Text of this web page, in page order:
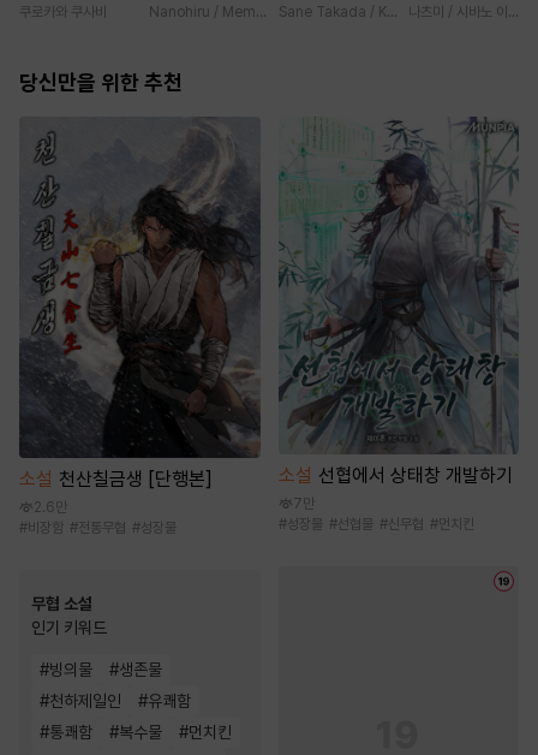
게 간섭하지 않겠
바라봅니다 [단행
쿠로카와 쿠사비
지 않는 약혼자님
습니다 [단행본]
Nanohiru / Memeko 료 마법에 걸린 척
Sane Takada / Koki Fuyutsuki
든 것을 포기한 평
나츠미 / 시바노 이즈미
당신만을 위한 추천
소설 천산칠금생 [단행본]
2.6만
#비장함 #전통무협 #성장물
무협 소설
인기 키워드
#빙의물 #생존물
#천하제일인 #유쾌함
#통쾌함 #복수물 #먼치킨
소설 선협에서 상태창 개발하기
7만
#성장물 #선협물 #신무협 #먼치킨